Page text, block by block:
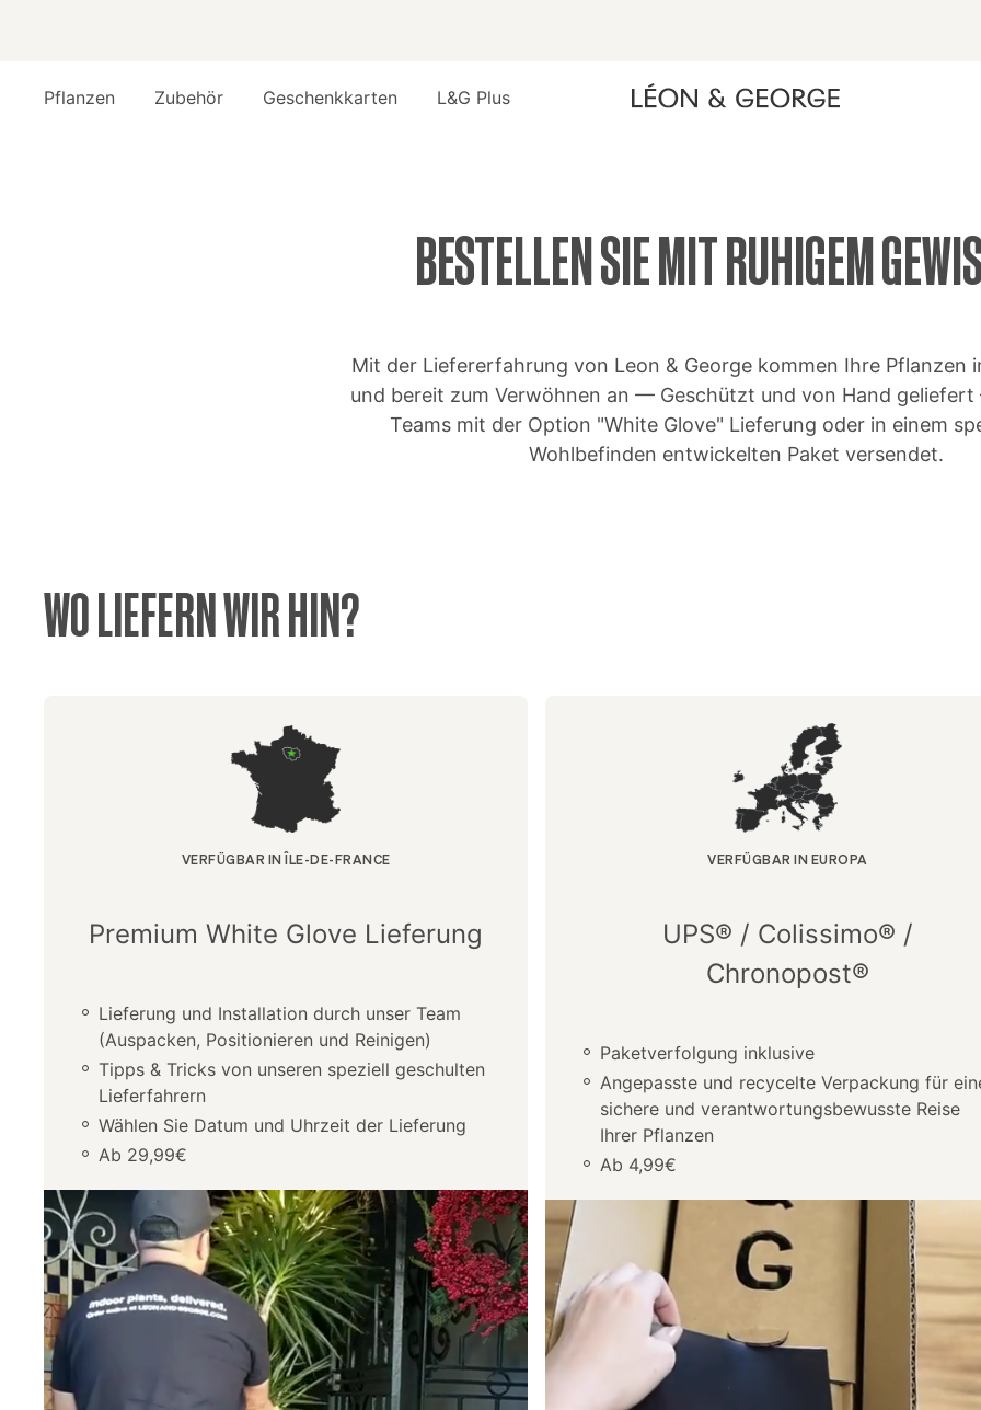
Pflanzen Zubehör Geschenkkarten L&G Plus
BESTELLEN SIE MIT RUHIGEM
Mit der Liefererfahrung von Leon & George kommen Ihre Pflanzen
und bereit zum Verwöhnen an — Geschützt und von Hand
Teams mit der Option "White Glove" Lieferung oder in einem
Wohlbefinden entwickelten Paket versendet.
WO LIEFERN WIR HIN?
VERFÜGBAR IN ÎLE-DE-FRANCE
Premium White Glove Lieferung
Lieferung und Installation durch unser Team
(Auspacken, Positionieren und Reinigen)
Tipps & Tricks von unseren speziell geschulten
Lieferfahrern
Wählen Sie Datum und Uhrzeit der Lieferung
Ab 29,99€
VERFÜGBAR IN EUROPA
UPS® / Colissimo® /
Chronopost®
Paketverfolgung inklusive
Angepasste und recycelte Verpackung für
sichere und verantwortungsbewusste Reise
Ihrer Pflanzen
Ab 4,99€